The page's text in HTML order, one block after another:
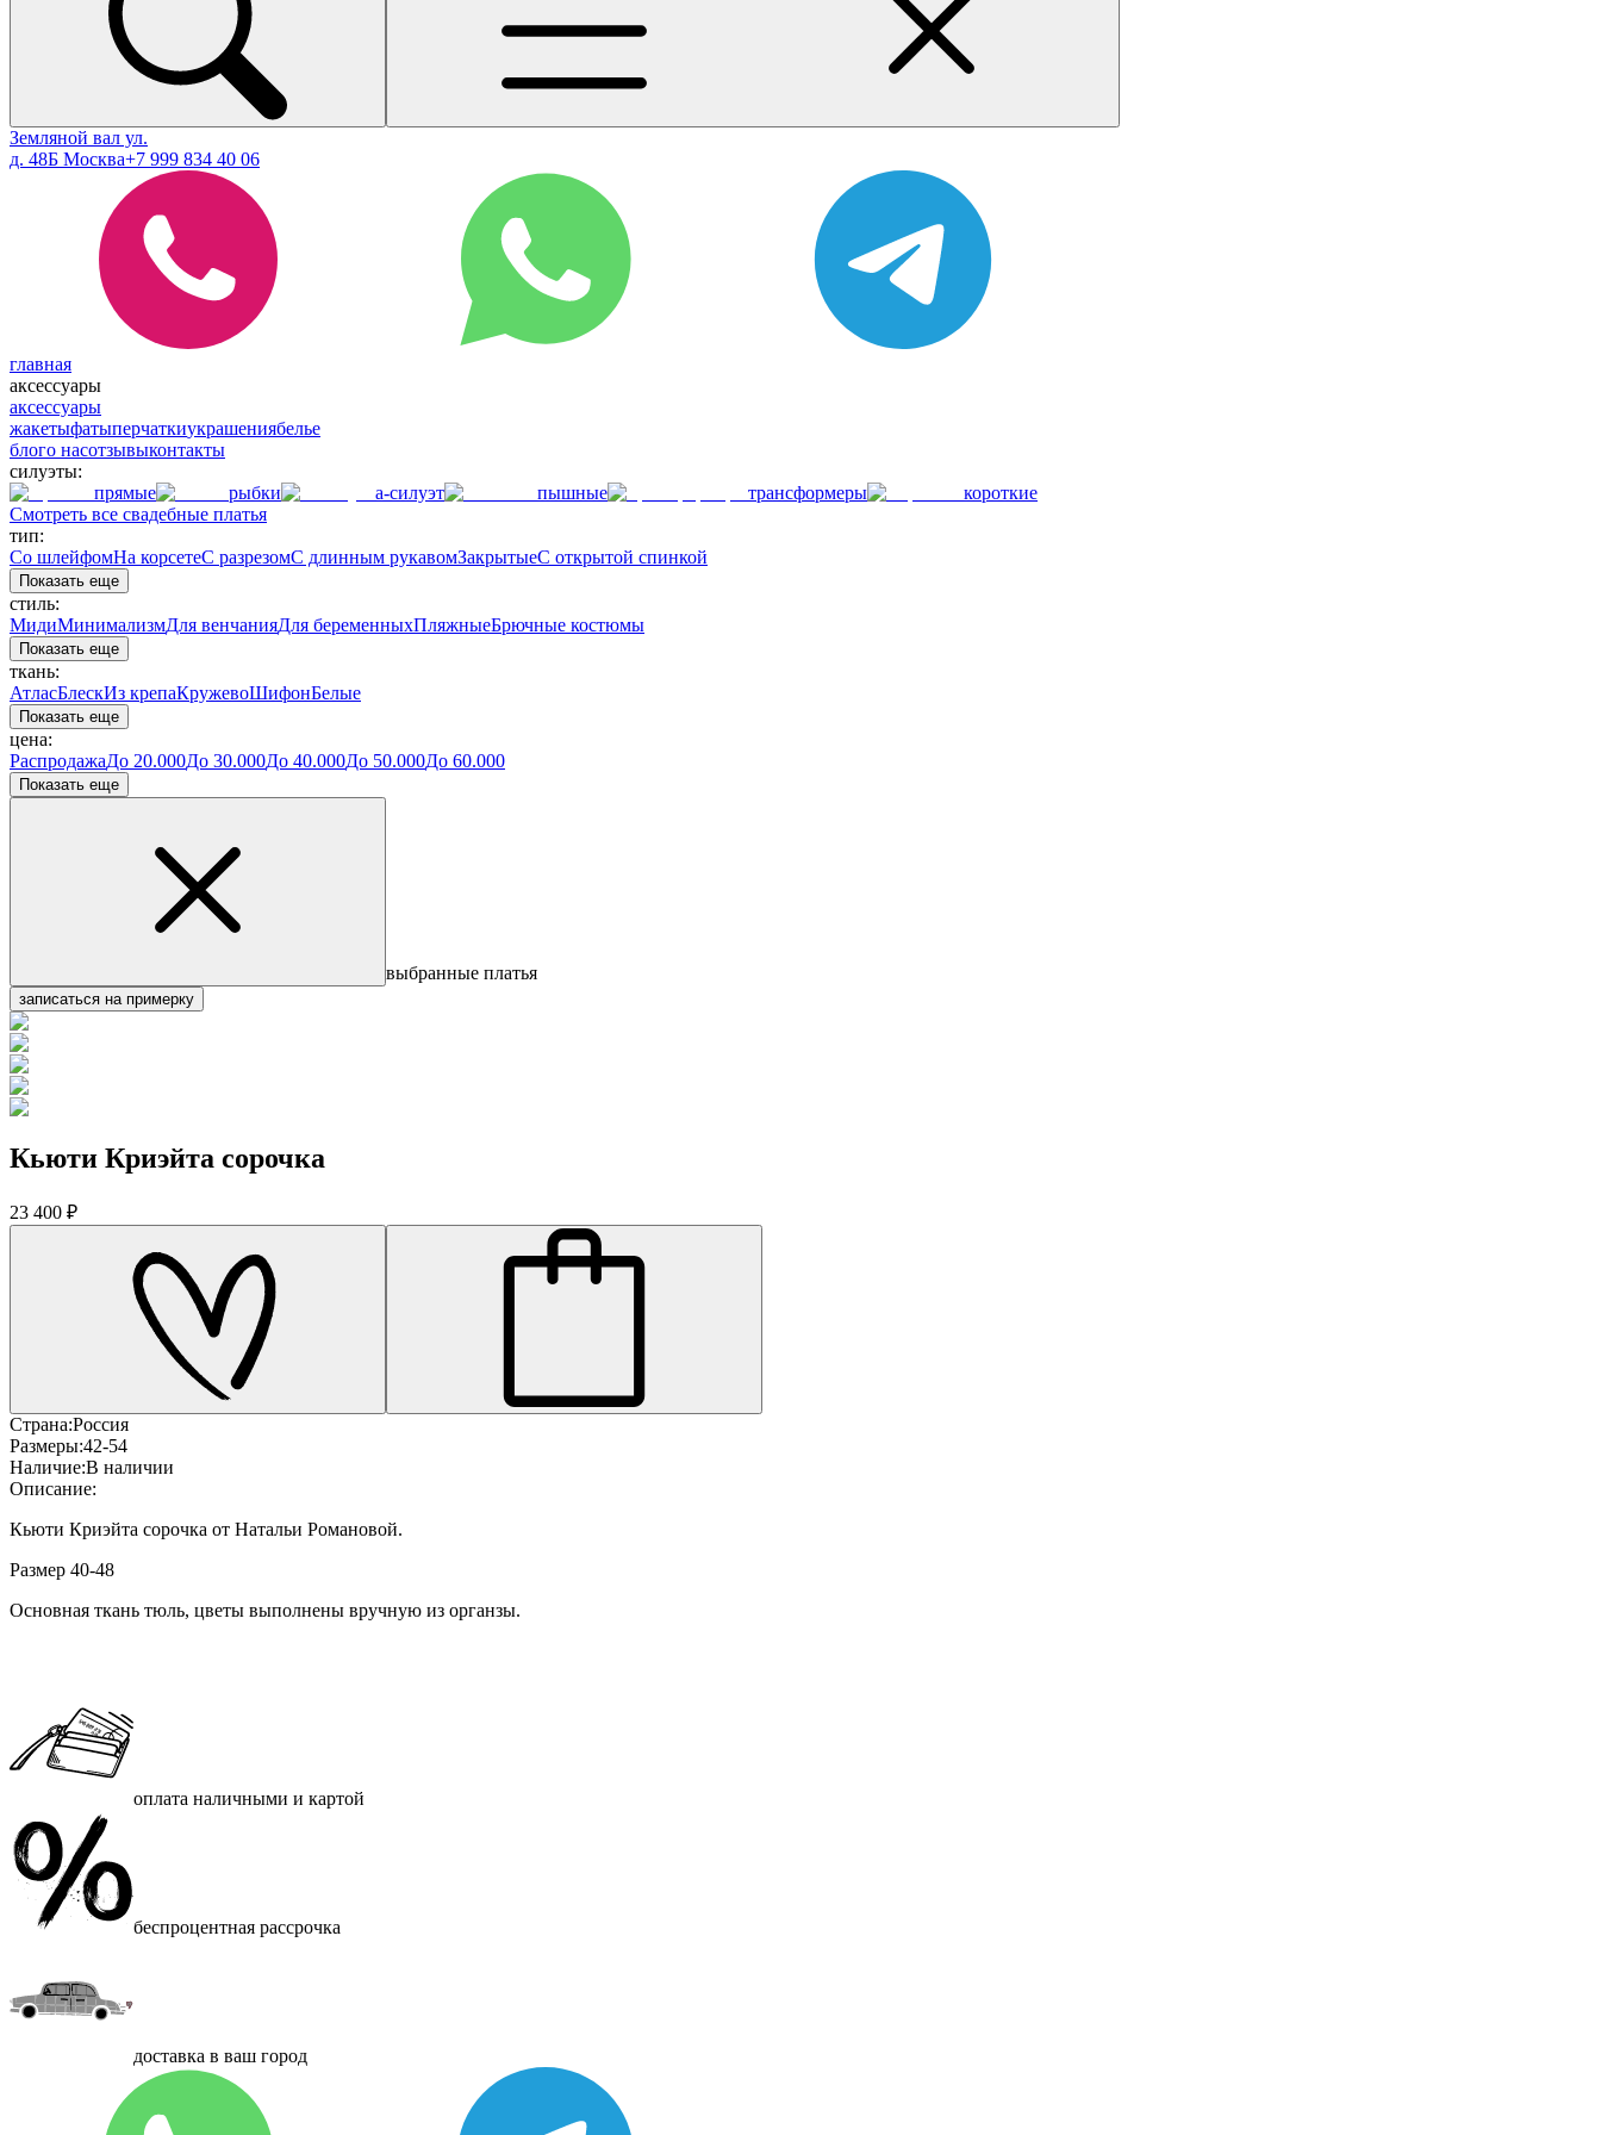
Земляной вал ул.
д. 48Б Москва+7 999 834 40 06
главная
аксессуары
аксессуары
жакетыфатыперчаткиукрашениябелье
блого насотзывыконтакты
силуэты:
прямые
рыбки а-силуэт пышные трансформеры
короткие
Смотреть все свадебные платья
тип:
Со шлейфомНа корсетеС разрезомС длинным рукавомЗакрытыеС открытой спинкой
Показать еще
стиль:
МидиМинимализмДля венчанияДля беременныхПляжныеБрючные костюмы
Показать еще
ткань:
АтласБлескИз крепаКружевоШифонБелые
Показать еще
цена:
РаспродажаДо 20.000До 30.000До 40.000До 50.000До 60.000
Показать еще
выбранные платья
записаться на примерку
Кьюти Криэйта сорочка
23 400 ₽
Страна:Россия
Размеры:42-54
Наличие:В наличии
Описание:
Кьюти Криэйта сорочка от Натальи Романовой.
Размер 40-48
Основная ткань тюль, цветы выполнены вручную из органзы.
оплата наличными и картой
беспроцентная рассрочка
доставка в ваш город